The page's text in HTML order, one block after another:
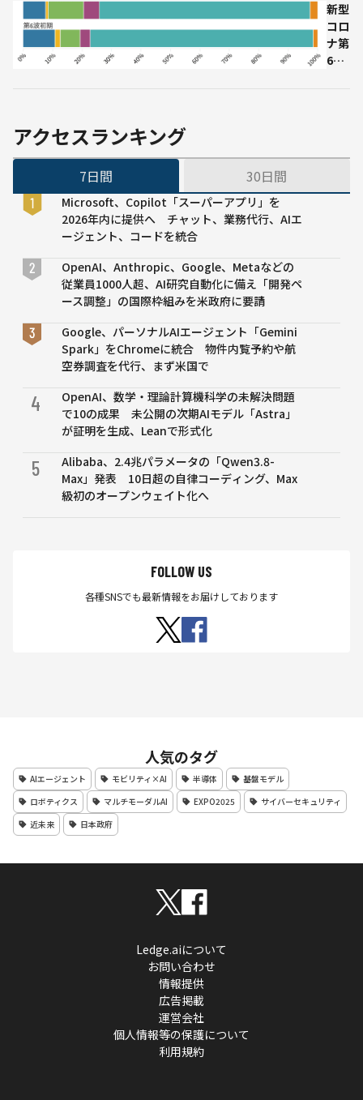
分析
研
修」
を開
始 3
ナー
成
新型
コロ
ナ第
6波
が約
増
アクセスランキング
7日間 30日間
Microsoft、Copilot「スーパーアプリ」を
2026年内に提供へ チャット、業務代行、AIエ
ージェント、コードを統合
OpenAI、Anthropic、Google、Metaなどの
従業員1000人超、AI研究自動化に備え「開発ペ
ース調整」の国際枠組みを米政府に要請
Google、パーソナルAIエージェント「Gemini
Spark」をChromeに統合 物件内覧予約や航
空券調査を代行、まず米国で
4
OpenAI、数学・理論計算機科学の未解決問題
で10の成果 未公開の次期AIモデル「Astra」
が証明を生成、Leanで形式化
5
Alibaba、2.4兆パラメータの「Qwen3.8-
Max」発表 10日超の自律コーディング、Max
級初のオープンウェイト化へ
FOLLOW US
各種SNSでも最新情報をお届けしております
人気のタグ
AIエージェント モビリティ×AI 半導体
基盤モデル
ロボティクス
マルチモーダルAI EXPO2025
サイバーセキュリティ
近未来
日本政府
Ledge.aiについて
お問い合わせ
情報提供
広告掲載
運営会社
個人情報等の保護について
利用規約